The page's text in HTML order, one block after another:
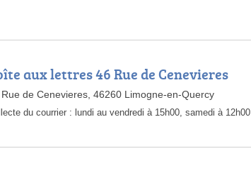
aux lettres 46 Rue de Cenevieres
de Cenevieres, 46260 Limogne-en-Quercy
du courrier : lundi au vendredi à 15h00, samedi à 12h00